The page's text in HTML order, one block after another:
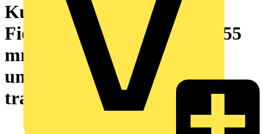
Kunststoffgehäuse,
FieldPower®, 284 x 196 x 155
mm, Kunststoff, GFK,
unbehandelt, schwarz,
transparent